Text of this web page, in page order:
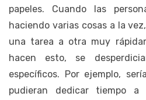
papeles. Cuando las
haciendo varias cosas a la
una tarea a otra muy
hacen esto, se
específicos. Por ejemplo,
pudieran dedicar tiempo a